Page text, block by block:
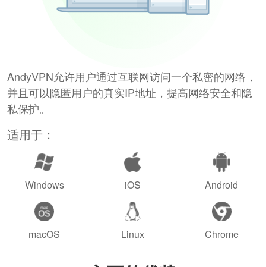
AndyVPN允许用户通过互联网访问一个私密的网络，
并且可以隐匿用户的真实IP地址，提高网络安全和隐
私保护。
适用于：
Windows iOS Android
macOS Linux Chrome